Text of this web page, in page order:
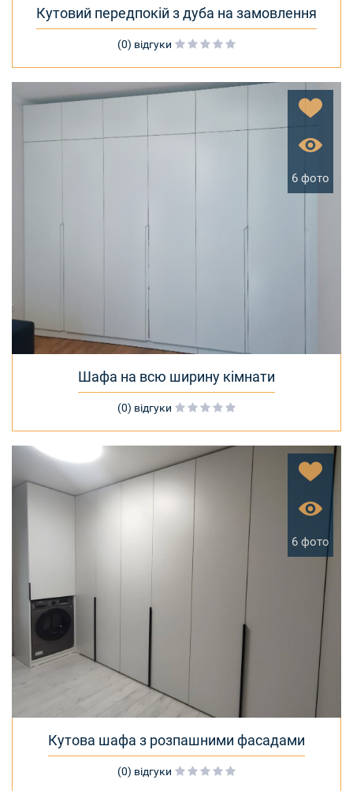
Кутовий передпокій з дуба на замовлення
(0) відгуки
Шафа на всю ширину кімнати
(0) відгуки
6 фото
Кутова шафа з розпашними фасадами
(0) відгуки
6 фото